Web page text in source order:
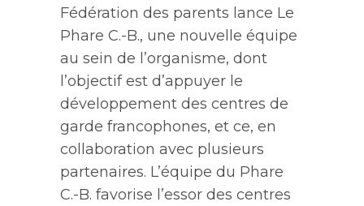
Fédération des parents lance Le
Phare C.-B., une nouvelle équipe
au sein de l’organisme, dont
l’objectif est d’appuyer le
développement des centres de
garde francophones, et ce, en
collaboration avec plusieurs
partenaires. L’équipe du Phare
C.-B. favorise l’essor des centres